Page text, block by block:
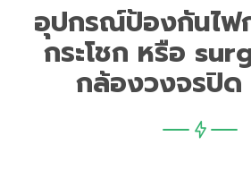
อุปกรณ์ป้องกันไฟ
กระโชก หรือ
กล้องวงจรปิด